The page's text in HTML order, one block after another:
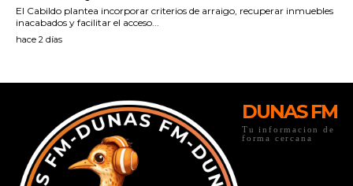
DUNAS FM
Tu informacion de
forma cercana